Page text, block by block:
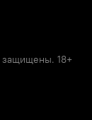
18+